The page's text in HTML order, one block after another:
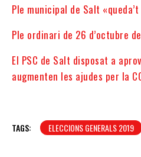
Ple municipal de Salt
Ple ordinari de 26 d’octubre
El PSC de Salt disposat a
augmenten les ajudes per la
TAGS: ELECCIONS GENERALS 2019